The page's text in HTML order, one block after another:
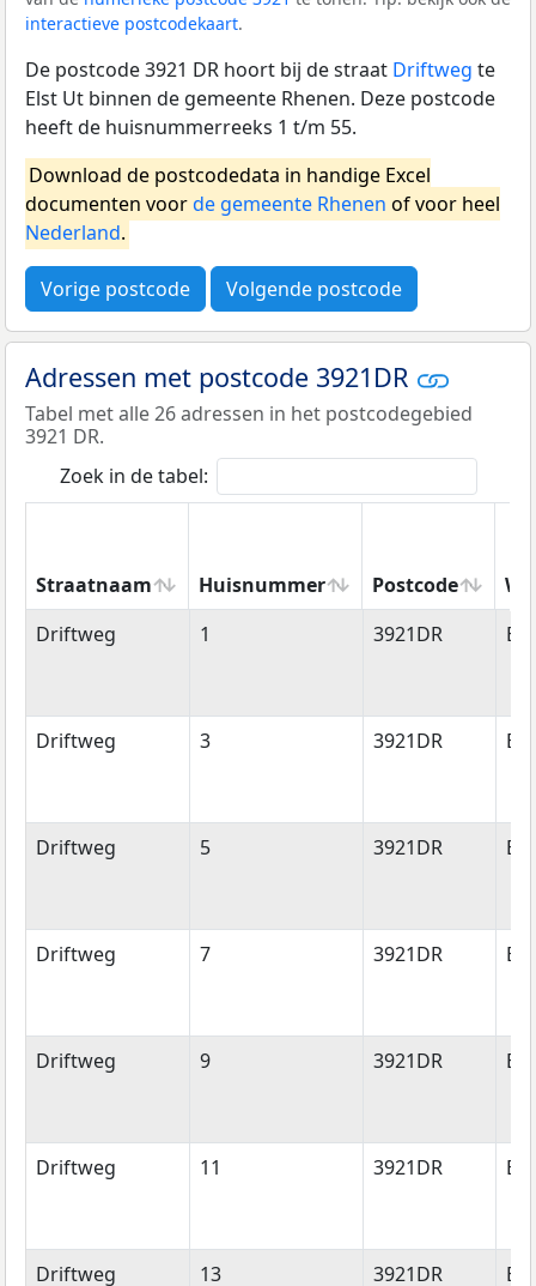
interactieve postcodekaart.
De postcode 3921 DR hoort bij de straat Driftweg te
Elst Ut binnen de gemeente Rhenen. Deze postcode
heeft de huisnummerreeks 1 t/m 55.
Download de postcodedata in handige Excel
documenten voorde gemeente Rhenen of voor heel
Nederland.
Vorige postcode Volgende postcode
Adressen met postcode 3921DR
Tabel met alle 26 adressen in het postcodegebied
3921 DR.
Zoek in de tabel:
Straatnaam Huisnummer Postcode
Straatnaam
Huisnummer Postcode
Driftweg 1 3921DR
Driftweg 3 3921DR
Driftweg 5 3921DR
Driftweg 7 3921DR
Driftweg 9 3921DR
Driftweg 11 3921DR
Driftweg 13 3921DR